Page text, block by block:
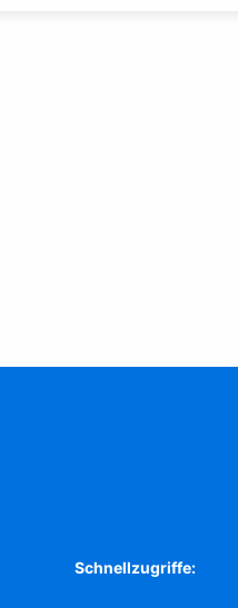
Schnellzugriffe: